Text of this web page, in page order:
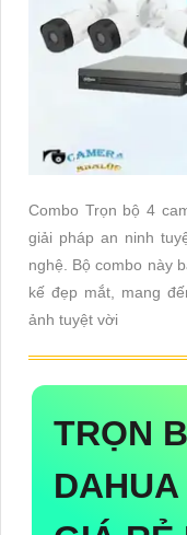
Combo Trọn bộ 4
giải pháp an ninh
nghệ. Bộ combo này
kế đẹp mắt, mang
ảnh tuyệt vời
TRỌN